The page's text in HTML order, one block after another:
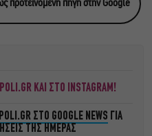
πηγή στην Google
ΚΑΙ ΣΤΟ INSTAGRAM!
ΣΤΟ GOOGLE NEWS ΓΙΑ
ΤΗΣ ΗΜΕΡΑΣ